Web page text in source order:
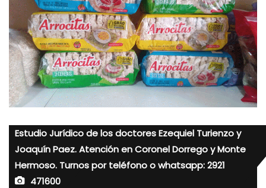
Estudio Jurídico de los doctores Ezequiel Turienzo y
Joaquín Paez. Atención en Coronel Dorrego y Monte
Hermoso. Turnos por teléfono o whatsapp: 2921
471600